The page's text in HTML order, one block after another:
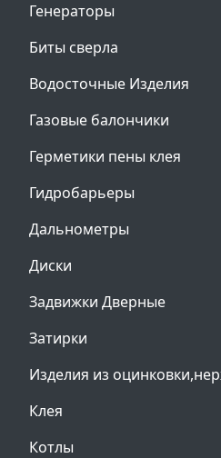
Генераторы
Биты сверла
Водосточные Изделия
Газовые балончики
Герметики пены клея
Гидробарьеры
Дальнометры
Диски
Задвижки Дверные
Затирки
Изделия из
Клея
Котлы